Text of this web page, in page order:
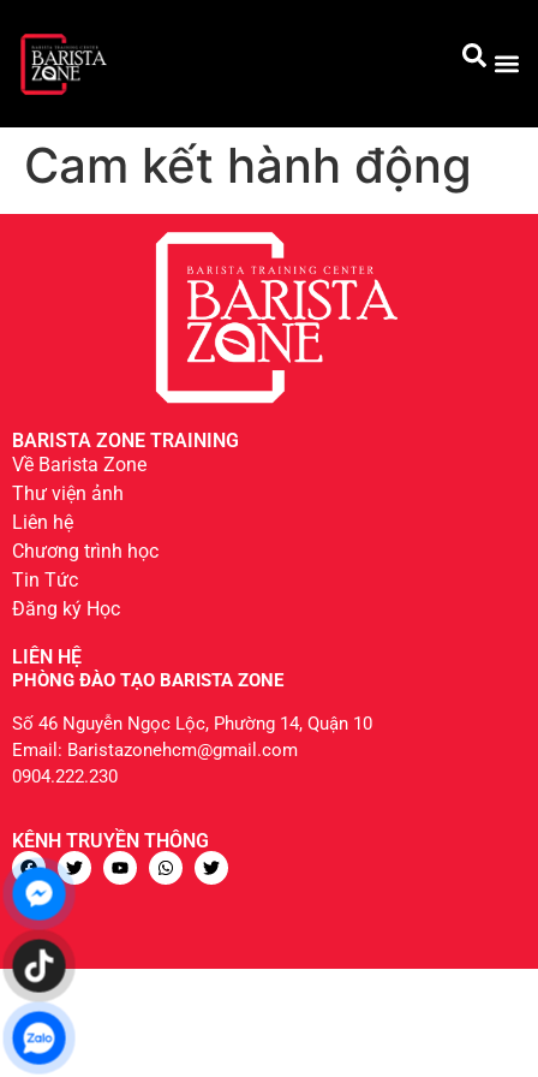
Cam kết hành động
BARISTA ZONE TRAINING
Về Barista Zone
Thư viện ảnh
Liên hệ
Chương trình học
Tin Tức
Đăng ký Học
LIÊN HỆ
PHÒNG ĐÀO TẠO BARISTA ZONE
Số 46 Nguyễn Ngọc Lộc, Phường 14, Quận 10
Email: Baristazonehcm@gmail.com
0904.222.230
KÊNH TRUYỀN THÔNG